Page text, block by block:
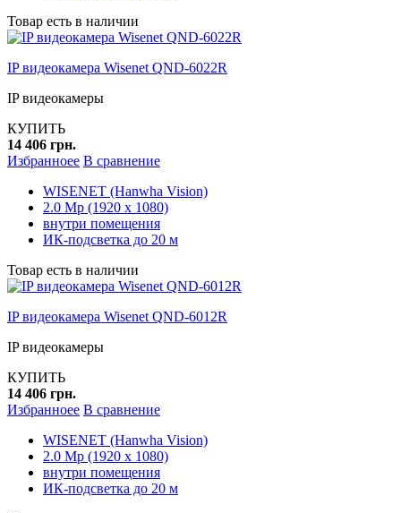
Товар есть в наличии
IP видеокамера Wisenet QND-6022R
IP видеокамеры
КУПИТЬ
14 406 грн.
Избранноее В сравнение
WISENET (Hanwha Vision)
2.0 Mp (1920 x 1080)
внутри помещения
ИК-подсветка до 20 м
Товар есть в наличии
IP видеокамера Wisenet QND-6012R
IP видеокамеры
КУПИТЬ
14 406 грн.
Избранноее В сравнение
WISENET (Hanwha Vision)
2.0 Mp (1920 x 1080)
внутри помещения
ИК-подсветка до 20 м